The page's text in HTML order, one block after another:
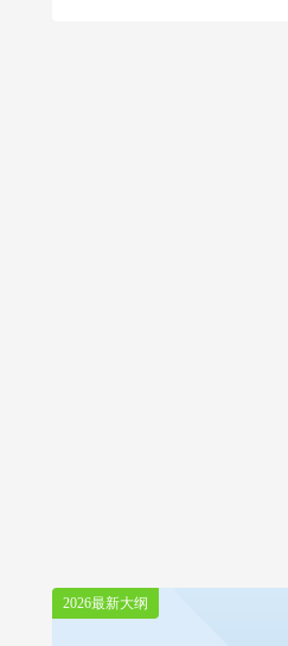
2026最新大纲